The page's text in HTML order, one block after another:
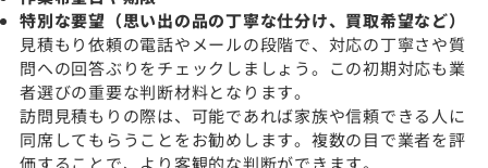
特別な要望（思い出の品の丁寧な仕分け、買取希望など）
見積もり依頼の電話やメールの段階で、対応の丁寧さや質
問への回答ぶりをチェックしましょう。この初期対応も業
者選びの重要な判断材料となります。
訪問見積もりの際は、可能であれば家族や信頼できる人に
同席してもらうことをお勧めします。複数の目で業者を評